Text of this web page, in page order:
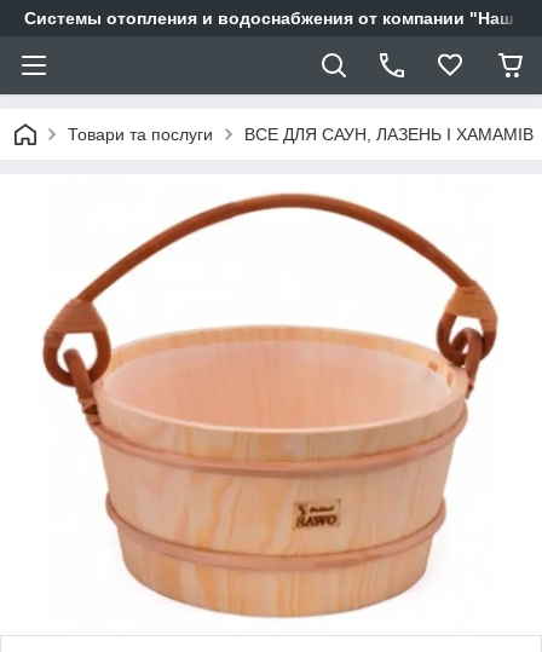
Системы отопления и водоснабжения от компании "Наш
Товари та послуги ВСЕ ДЛЯ САУН, ЛАЗЕНЬ І ХАМАМІВ